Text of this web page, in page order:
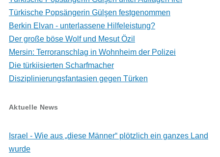
Türkische Popsängerin Gülşen festgenommen
Berkin Elvan - unterlassene Hilfeleistung?
Der große böse Wolf und Mesut Özil
Mersin: Terroranschlag in Wohnheim der Polizei
Die türkiisierten Scharfmacher
Disziplinierungsfantasien gegen Türken
Aktuelle News
Israel - Wie aus „diese Männer“ plötzlich ein ganzes Land
wurde